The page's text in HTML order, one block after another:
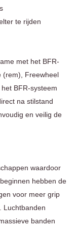
te rijden
met het BFR-
(rem), Freewheel
BFR-systeem
na stilstand
en veilig de
waardoor
hebben de
voor meer grip
Luchtbanden
banden